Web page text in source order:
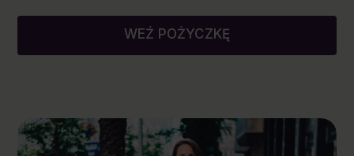
WEŹ POŻYCZKĘ